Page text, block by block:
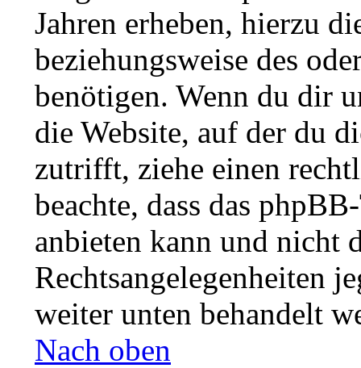
Jahren erheben, hierzu
beziehungsweise des
benötigen. Wenn du dir
die Website, auf der du
zutrifft, ziehe einen
beachte, dass das
anbieten kann und nicht
Rechtsangelegenheiten
weiter unten behandelt
Nach oben